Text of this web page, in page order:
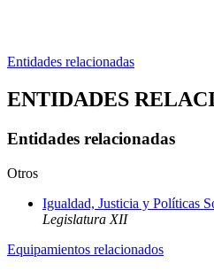
Entidades relacionadas
ENTIDADES
Entidades relacionadas
Otros
Igualdad, Justicia y Políticas
Legislatura XII
Equipamientos relacionados